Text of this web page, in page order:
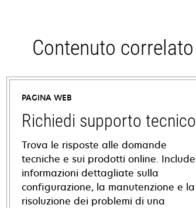
Contenuto correlato
PAGINA WEB
Richiedi supporto tecnico
Trova le risposte alle domande
tecniche e sui prodotti online. Include
informazioni dettagliate sulla
configurazione, la manutenzione e la
risoluzione dei problemi di una